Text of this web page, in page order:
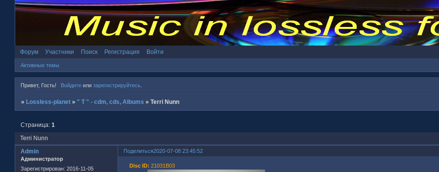
Форум Участники Поиск Регистрация Войти
Активные темы
Привет, Гость! Войдитеили зарегистрируйтесь.
» Lossless-planet » " T " - cdm, cds, Albums »Terri Nunn
Terri Nunn
Страница:1
Поделиться2020-07-08 23:45:52
Admin
Администратор
Зарегистрирован: 2016-11-05
Disc ID: 21031B03